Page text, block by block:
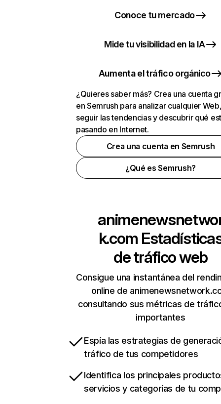
Conoce tu mercado
Mide tu visibilidad en la IA
Aumenta el tráfico orgánico
¿Quieres saber más? Crea una cuenta
en Semrush para analizar cualquier
seguir las tendencias y descubrir qué
pasando en Internet.
Crea una cuenta en Semrush
¿Qué es Semrush?
k.com
de tráfico web
Consigue una instantánea del
online de
consultando sus métricas de
importantes
Espía las estrategias de
tráfico de tus competidores
Identifica los principales
servicios y categorías de tu